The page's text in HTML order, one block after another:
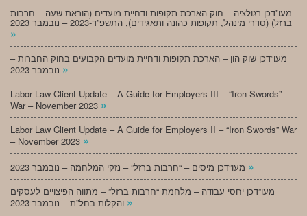
מעו”דכן רגולציה – חוק הארכת תקופות ודחיית מועדים (הוראת שעה – חרבות
ברזל) (סדרי מינהל, תקופות כהונה ותאגידים), התשפ”ד-2023 – נובמבר 2023
»
מעו”דכן שוק הון – הארכת תקופות ודחיית מועדים הקבועים בחוק החברות –
»
Labor Law Client Update – A Guide for Employers III – “Iron Swords”
War – November 2023 »
Labor Law Client Update – A Guide for Employers II – “Iron Swords” War
– November 2023 »
»
מעו”דכן יחסי עבודה – מלחמת “חרבות ברזל” – מתווה הפיצויים לעסקים
»